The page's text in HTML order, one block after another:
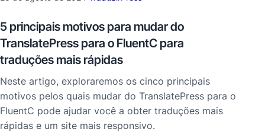
5 principais motivos para mudar do
TranslatePress para o FluentC para
traduções mais rápidas
Neste artigo, exploraremos os cinco principais
motivos pelos quais mudar do TranslatePress para o
FluentC pode ajudar você a obter traduções mais
rápidas e um site mais responsivo.